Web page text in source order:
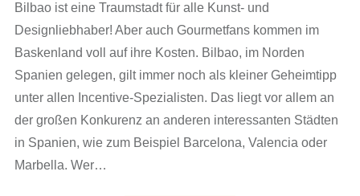
Bilbao ist eine Traumstadt für alle Kunst- und
Designliebhaber! Aber auch Gourmetfans kommen im
Baskenland voll auf ihre Kosten. Bilbao, im Norden
Spanien gelegen, gilt immer noch als kleiner Geheimtipp
unter allen Incentive-Spezialisten. Das liegt vor allem an
der großen Konkurenz an anderen interessanten Städten
in Spanien, wie zum Beispiel Barcelona, Valencia oder
Marbella. Wer…